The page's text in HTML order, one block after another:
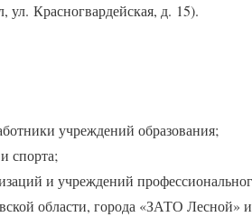
Красногвардейская, д. 15).
учреждений образования;
спорта;
и учреждений
области, города «ЗАТО Лесной»